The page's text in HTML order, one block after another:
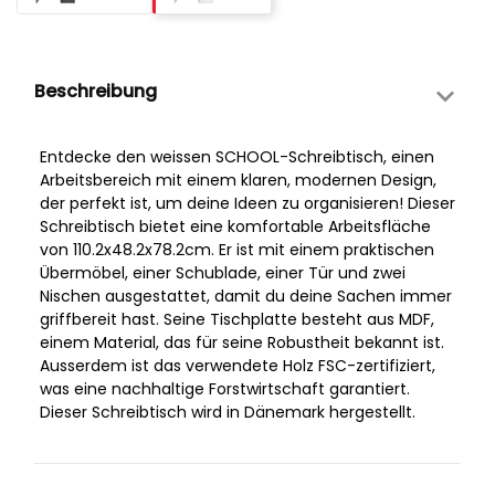
Beschreibung
Entdecke den weissen SCHOOL-Schreibtisch, einen
Arbeitsbereich mit einem klaren, modernen Design,
der perfekt ist, um deine Ideen zu organisieren! Dieser
Schreibtisch bietet eine komfortable Arbeitsfläche
von 110.2x48.2x78.2cm. Er ist mit einem praktischen
Übermöbel, einer Schublade, einer Tür und zwei
Nischen ausgestattet, damit du deine Sachen immer
griffbereit hast. Seine Tischplatte besteht aus MDF,
einem Material, das für seine Robustheit bekannt ist.
Ausserdem ist das verwendete Holz FSC-zertifiziert,
was eine nachhaltige Forstwirtschaft garantiert.
Dieser Schreibtisch wird in Dänemark hergestellt.